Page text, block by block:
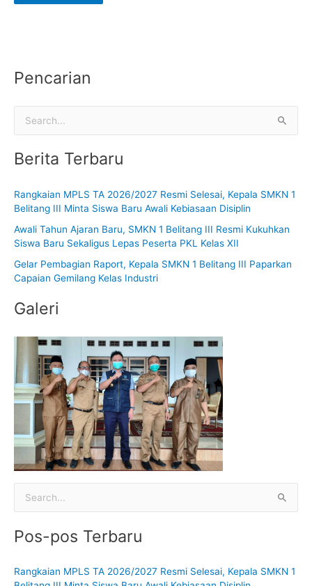
Pencarian
u
t
k
Berita Terbaru
Rangkaian MPLS TA 2026/2027 Resmi Selesai, Kepala SMKN 1
Belitang III Minta Siswa Baru Awali Kebiasaan Disiplin
Awali Tahun Ajaran Baru, SMKN 1 Belitang III Resmi Kukuhkan
Siswa Baru Sekaligus Lepas Peserta PKL Kelas XII
Gelar Pembagian Raport, Kepala SMKN 1 Belitang III Paparkan
Capaian Gemilang Kelas Industri
Galeri
u
Pos-pos Terbaru
Rangkaian MPLS TA 2026/2027 Resmi Selesai, Kepala SMKN 1